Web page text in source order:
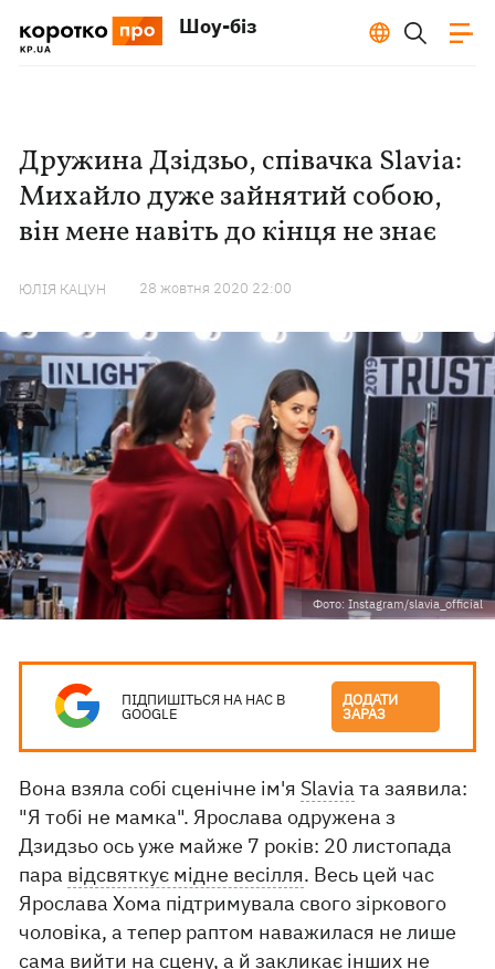
Шоу-біз
Дружина Дзідзьо, співачка Slavia:
Михайло дуже зайнятий собою,
він мене навіть до кінця не знає
ЮЛІЯ КАЦУН 28 жовтня 2020 22:00
Фото: Instagram/slavia_official
ПІДПИШІТЬСЯ НА НАС В
GOOGLE
ДОДАТИ
ЗАРАЗ
Вона взяла собі сценічне ім'я Slavia та заявила:
"Я тобі не мамка". Ярослава одружена з
Дзидзьо ось уже майже 7 років: 20 листопада
пара відсвяткує мідне весілля. Весь цей час
Ярослава Хома підтримувала свого зіркового
чоловіка, а тепер раптом наважилася не лише
сама вийти на сцену, а й закликає інших не